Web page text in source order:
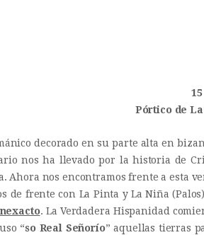
15
Pórtico de
decorado en su parte alta en
nos ha llevado por la historia de
Ahora nos encontramos frente a esta
de frente con La Pinta y La Niña
. La Verdadera Hispanidad
“so Real Señorío” aquellas tierras